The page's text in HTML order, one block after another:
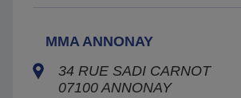
MMA ANNONAY
34 RUE SADI CARNOT
07100 ANNONAY